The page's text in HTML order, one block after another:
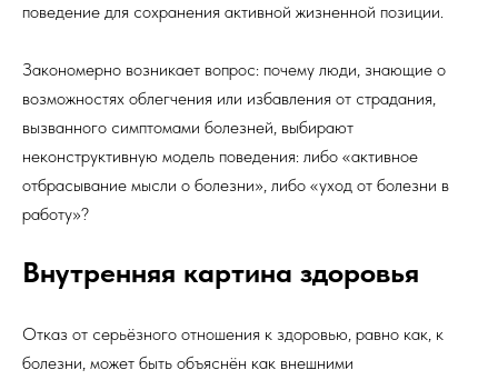
поведение для сохранения активной жизненной позиции.
Закономерно возникает вопрос: почему люди, знающие о
возможностях облегчения или избавления от страдания,
вызванного симптомами болезней, выбирают
неконструктивную модель поведения: либо «активное
отбрасывание мысли о болезни», либо «уход от болезни в
работу»?
Внутренняя картина здоровья
Отказ от серьёзного отношения к здоровью, равно как, к
болезни, может быть объяснён как внешними